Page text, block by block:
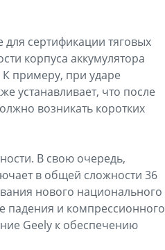
для сертификации тяговых
корпуса аккумулятора
примеру, при ударе
устанавливает, что после
возникать коротких
В свою очередь,
в общей сложности 36
нового национального
падения и компрессионного
Geely к обеспечению